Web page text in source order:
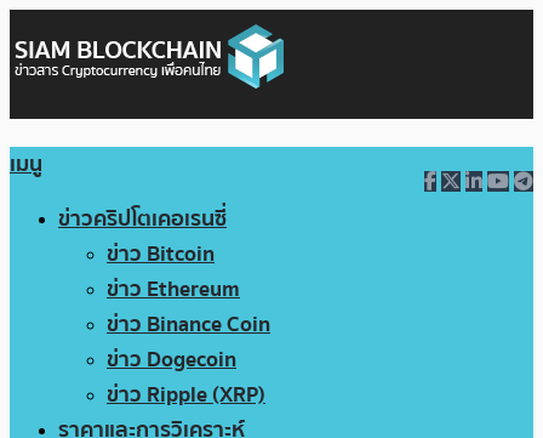
เมนู
ข่าวคริปโตเคอเรนซี่
ข่าว Bitcoin
ข่าว Ethereum
ข่าว Binance Coin
ข่าว Dogecoin
ข่าว Ripple (XRP)
ราคาและการวิเคราะห์